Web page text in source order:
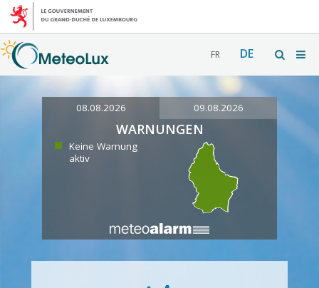
FR DE
08.08.2026 09.08.2026
WARNUNGEN
Keine Warnung
aktiv